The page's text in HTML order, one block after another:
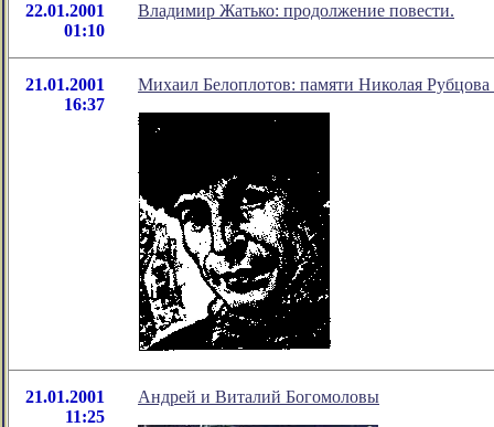
22.01.2001
01:10
Владимир Жатько: продолжение повести.
21.01.2001
16:37
Михаил Белоплотов: памяти Николая
21.01.2001
11:25
Андрей и Виталий Богомоловы